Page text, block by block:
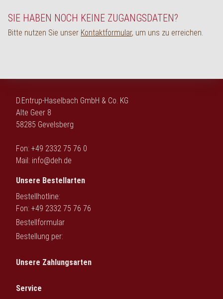
SIE HABEN NOCH KEINE ZUGANGSDATEN?
Bitte nutzen Sie unser Kontaktformular, um uns zu erreichen.
D.Entrup-Haselbach GmbH & Co. KG
Alte Geer 8
58285 Gevelsberg
Fon: +49 2332 75 76 0
Mail: info@deh.de
Unsere Bestellarten
Bestellhotline:
Fon: +49 2332 75 76 76
Bestellformular
Bestellung per:
Unsere Zahlungsarten
Service
English